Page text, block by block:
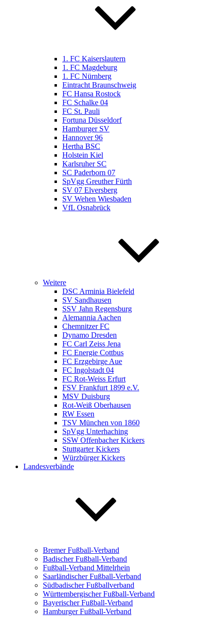
1. FC Kaiserslautern
1. FC Magdeburg
1. FC Nürnberg
Eintracht Braunschweig
FC Hansa Rostock
FC Schalke 04
FC St. Pauli
Fortuna Düsseldorf
Hamburger SV
Hannover 96
Hertha BSC
Holstein Kiel
Karlsruher SC
SC Paderborn 07
SpVgg Greuther Fürth
SV 07 Elversberg
SV Wehen Wiesbaden
VfL Osnabrück
Weitere
DSC Arminia Bielefeld
SV Sandhausen
SSV Jahn Regensburg
Alemannia Aachen
Chemnitzer FC
Dynamo Dresden
FC Carl Zeiss Jena
FC Energie Cottbus
FC Erzgebirge Aue
FC Ingolstadt 04
FC Rot-Weiss Erfurt
FSV Frankfurt 1899 e.V.
MSV Duisburg
Rot-Weiß Oberhausen
RW Essen
TSV München von 1860
SpVgg Unterhaching
SSW Offenbacher Kickers
Stuttgarter Kickers
Würzbürger Kickers
Landesverbände
Bremer Fußball-Verband
Badischer Fußball-Verband
Fußball-Verband Mittelrhein
Saarländischer Fußball-Verband
Südbadischer Fußballverband
Württembergischer Fußball-Verband
Bayerischer Fußball-Verband
Hamburger Fußball-Verband